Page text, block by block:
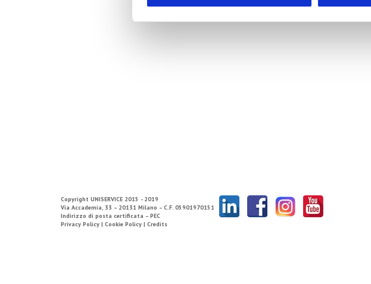
Copyright UNISERVICE 2015 - 2019
Via Accademia, 33 – 20131 Milano – C.F. 05901970151
Indirizzo di posta certificata – PEC
Privacy Policy | Cookie Policy | Credits